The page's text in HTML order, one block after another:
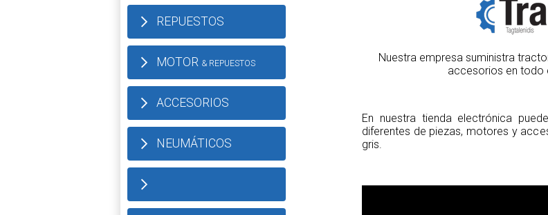
REPUESTOS
MOTOR & REPUESTOS
ACCESORIOS
NEUMÁTICOS
Nuestra empresa suministra
accesorios en todo
En nuestra tienda electrónica
diferentes de piezas, motores y
gris.